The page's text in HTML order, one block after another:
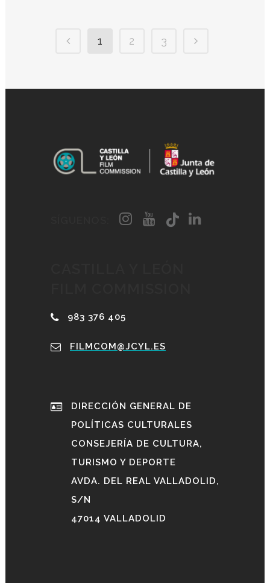
1 2 3
983 376 405
FILMCOM@JCYL.ES
DIRECCIÓN GENERAL DE
POLÍTICAS CULTURALES
CONSEJERÍA DE CULTURA,
TURISMO Y DEPORTE
AVDA. DEL REAL VALLADOLID,
S/N
47014 VALLADOLID